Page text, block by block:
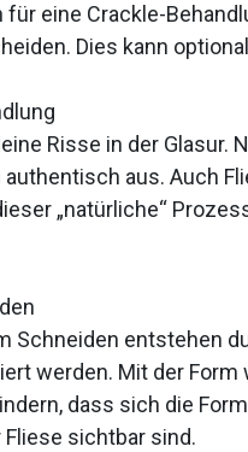
für eine Crackle-
Dies kann
Risse in der Glasur.
authentisch aus. Auch
„natürliche“
Schneiden entstehen
werden. Mit der
dass sich die
sichtbar sind.